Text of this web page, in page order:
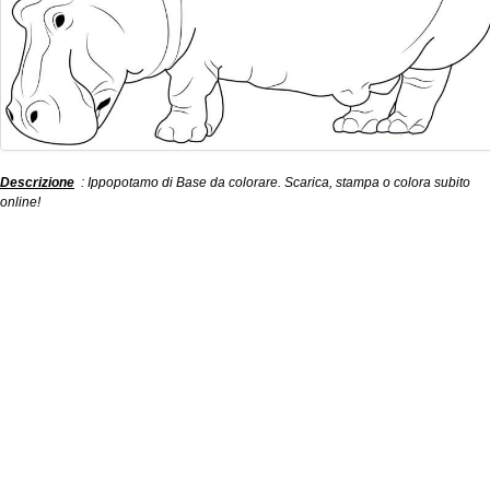
Descrizione : Ippopotamo di Base da colorare. Scarica, stampa o colora subito
online!